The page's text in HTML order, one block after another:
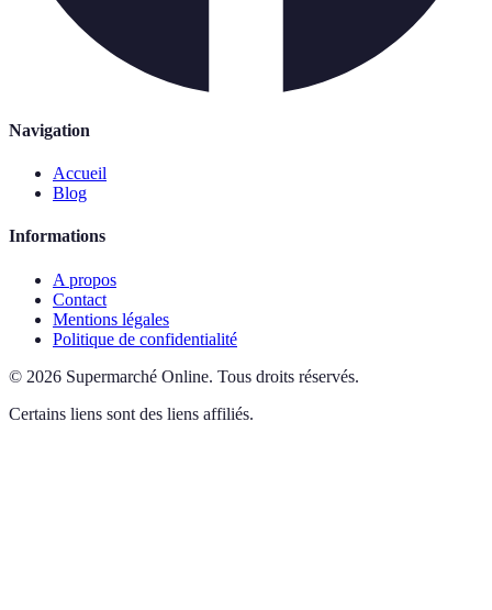
Navigation
Accueil
Blog
Informations
A propos
Contact
Mentions légales
Politique de confidentialité
© 2026 Supermarché Online. Tous droits réservés.
Certains liens sont des liens affiliés.